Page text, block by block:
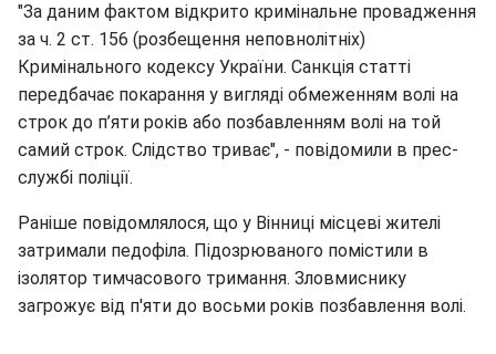
"За даним фактом відкрито кримінальне провадження
за ч. 2 ст. 156 (розбещення неповнолітніх)
Кримінального кодексу України. Санкція статті
передбачає покарання у вигляді обмеженням волі на
строк до п’яти років або позбавленням волі на той
самий строк. Слідство триває", - повідомили в прес-
службі поліції.
Раніше повідомлялося, що у Вінниці місцеві жителі
затримали педофіла. Підозрюваного помістили в
ізолятор тимчасового тримання. Зловмиснику
загрожує від п'яти до восьми років позбавлення волі.